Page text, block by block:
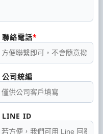
聯絡電話
公司統編
LINE ID